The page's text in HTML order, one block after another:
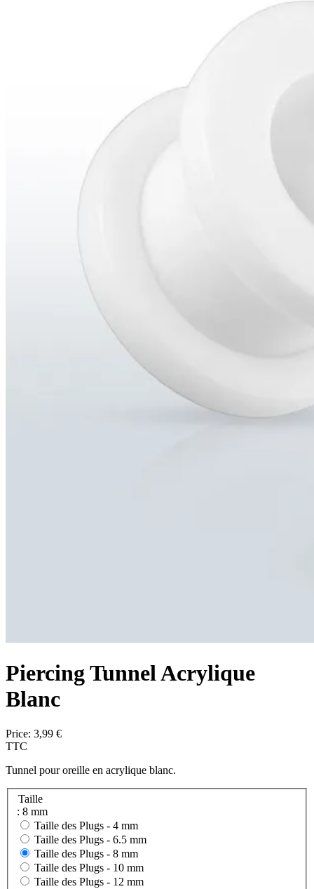
Piercing Tunnel Acrylique
Blanc
Price: 3,99 €
TTC
Tunnel pour oreille en acrylique blanc.
Taille
: 8 mm
Taille des Plugs - 4 mm
Taille des Plugs - 6.5 mm
Taille des Plugs - 8 mm
Taille des Plugs - 10 mm
Taille des Plugs - 12 mm